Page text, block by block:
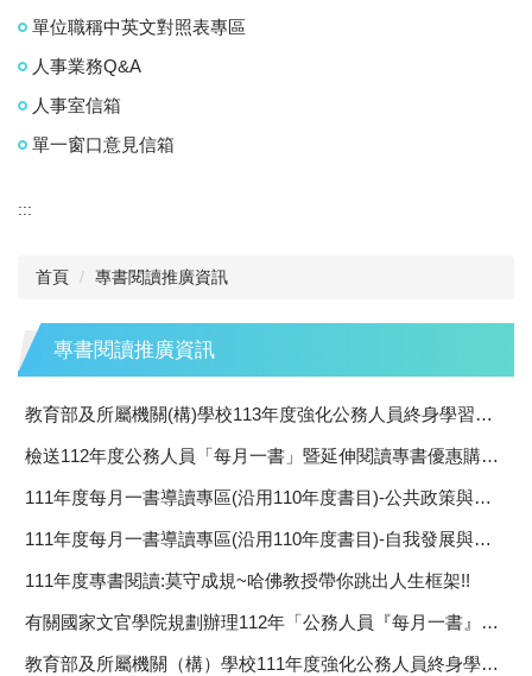
單位職稱中英文對照表專區
人事業務Q&A
人事室信箱
單一窗口意見信箱
:::
首頁 專書閱讀推廣資訊
專書閱讀推廣資訊
教育部及所屬機關(構)學校113年度強化公務人員終身學習及專書閱讀推動計畫
檢送112年度公務人員「每月一書」暨延伸閱讀專書優惠購書方案，請同仁踴躍運用。
111年度每月一書導讀專區(沿用110年度書目)-公共政策與管理知能領域書籍
111年度每月一書導讀專區(沿用110年度書目)-自我發展與人文關懷領域書籍
111年度專書閱讀:莫守成規~哈佛教授帶你跳出人生框架!!
有關國家文官學院規劃辦理112年「公務人員『每月一書』遴選」1案，請於本(111)年6月10日前踴躍推薦。
教育部及所屬機關（構）學校111年度強化公務人員終身學習及專書閱讀推動計畫。